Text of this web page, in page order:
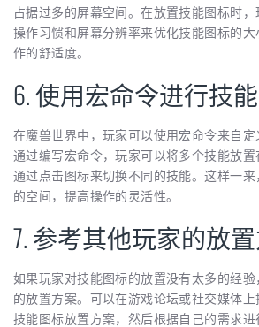
占据过多的屏幕空间。在放置技能图标时
操作习惯和屏幕分辨率来优化技能图标的
作的舒适度。
6. 使用宏命令进行技
在魔兽世界中，玩家可以使用宏命令来自定
通过编写宏命令，玩家可以将多个技能放
通过点击图标来切换不同的技能。这样一
的空间，提高操作的灵活性。
7. 参考其他玩家的放
如果玩家对技能图标的放置没有太多的经
的放置方案。可以在游戏论坛或社交媒体
技能图标放置方案，然后根据自己的需求